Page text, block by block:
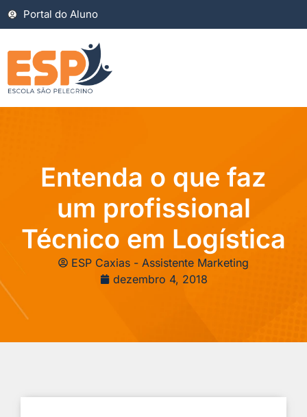
Portal do Aluno
Entenda o que faz
um profissional
Técnico em Logística
ESP Caxias - Assistente Marketing
dezembro 4, 2018